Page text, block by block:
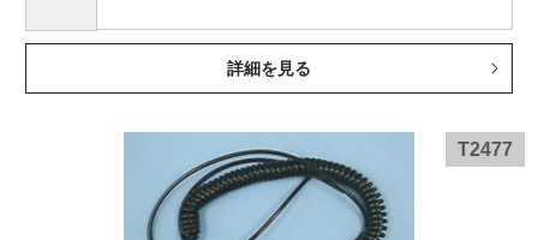
詳細を見る
T2477